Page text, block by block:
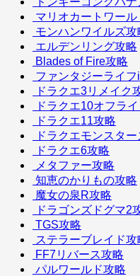
マリオカートワール
モンハンワイルズ攻
エルデンリング攻略
Blades of Fire攻略
ファンタジーライフ
ドラクエ3リメイク
ドラクエ10オフラ
ドラクエ11攻略
ドラクエモンスタ
ドラクエ6攻略
メタファー攻略
知恵のかりもの攻略
魔女の泉R攻略
ドラゴンズドグマ2
TGS攻略
ステラーブレイド攻
FF7リバース攻略
パルワールド攻略